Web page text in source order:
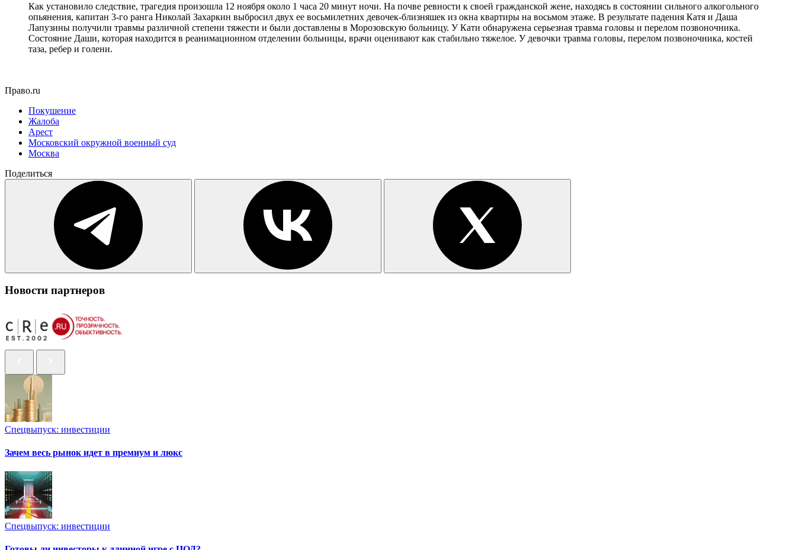
Как установило следствие, трагедия произошла 12 ноября около 1 часа 20 минут ночи. На почве ревности к своей гражданской жене, находясь в состоянии сильного алкогольного
опьянения, капитан 3-го ранга Николай Захаркин выбросил двух ее восьмилетних девочек-близняшек из окна квартиры на восьмом этаже. В результате падения Катя и Даша
Лапузины получили травмы различной степени тяжести и были доставлены в Морозовскую больницу. У Кати обнаружена серьезная травма головы и перелом позвоночника.
Состояние Даши, которая находится в реанимационном отделении больницы, врачи оценивают как стабильно тяжелое. У девочки травма головы, перелом позвоночника, костей
таза, ребер и голени.
Право.ru
Покушение
Жалоба
Арест
Московский окружной военный суд
Москва
Поделиться
Новости партнеров
Спецвыпуск: инвестиции
Зачем весь рынок идет в премиум и люкс
Спецвыпуск: инвестиции